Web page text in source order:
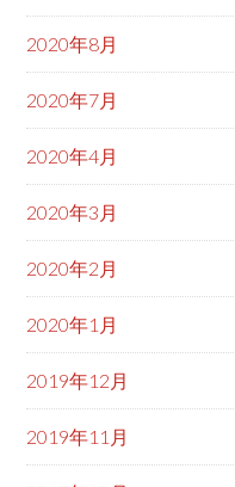
2020年8月
2020年7月
2020年4月
2020年3月
2020年2月
2020年1月
2019年12月
2019年11月